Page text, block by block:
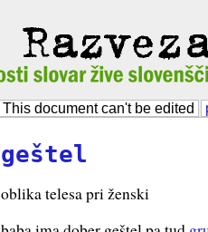
This document can't be edited
geštel
oblika telesa pri ženski